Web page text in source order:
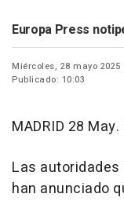
Europa Press
Miércoles, 28 mayo 2025
Publicado: 10:03
MADRID 28 May.
Las autoridades
han anunciado